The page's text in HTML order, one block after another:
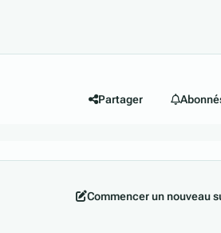
Partager
Commencer un nouveau